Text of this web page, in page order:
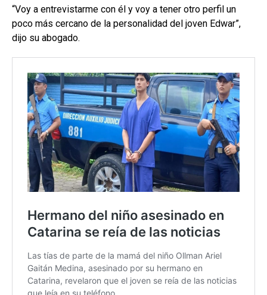
“Voy a entrevistarme con él y voy a tener otro perfil un
poco más cercano de la personalidad del joven Edwar”,
dijo su abogado.